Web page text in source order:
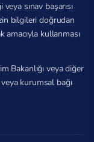
sınav başarısı
bilgileri doğrudan
amacıyla kullanması
Bakanlığı veya diğer
kurumsal bağı